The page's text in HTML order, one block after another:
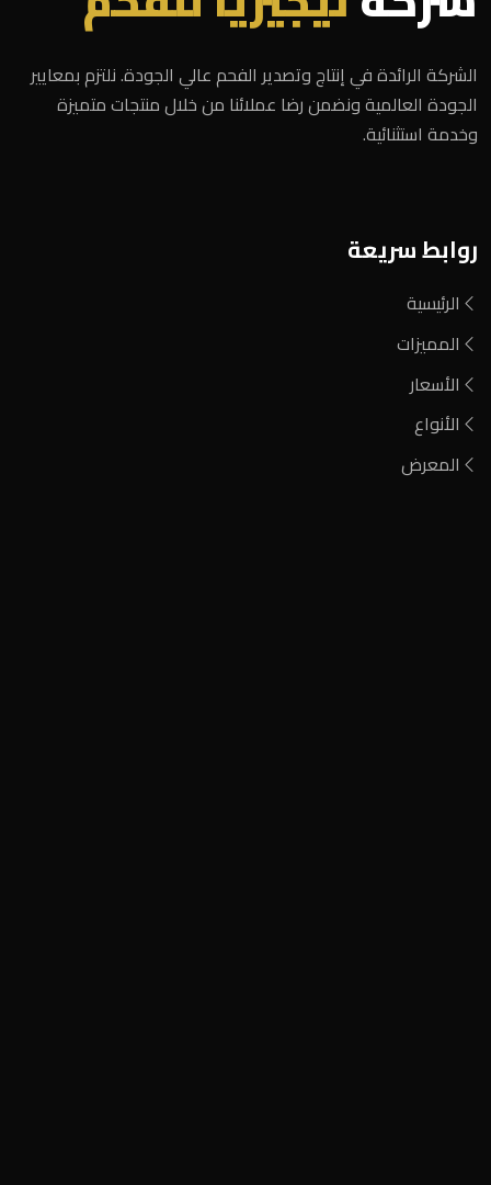
الشركة الرائدة في إنتاج وتصدير الفحم عالي الجودة. نلتزم بمعايير
الجودة العالمية ونضمن رضا عملائنا من خلال منتجات متميزة
وخدمة استثنائية.
روابط سريعة
الرئيسية
المميزات
الأسعار
الأنواع
المعرض